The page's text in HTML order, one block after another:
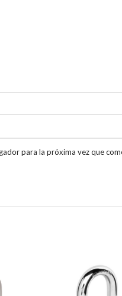
para la próxima vez que